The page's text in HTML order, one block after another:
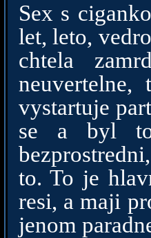
Sex s
let, leto,
chtela
vystartuje
se a byl to
to. To je
resi, a maji
jenom